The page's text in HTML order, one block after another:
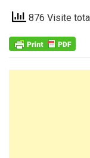
876 Visite